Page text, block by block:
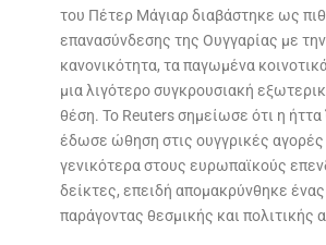
του Πέτερ Μάγιαρ διαβάστηκε ως
επανασύνδεσης της Ουγγαρίας με
κανονικότητα, τα παγωμένα
μια λιγότερο συγκρουσιακή
θέση. Το Reuters σημείωσε ότι η
έδωσε ώθηση στις ουγγρικές αγορές
γενικότερα στους ευρωπαϊκούς
δείκτες, επειδή απομακρύνθηκε
παράγοντας θεσμικής και πολιτικής